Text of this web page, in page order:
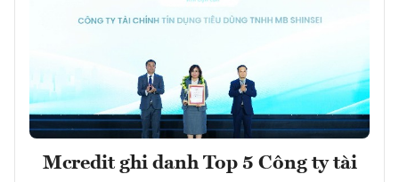
Mcredit ghi danh Top 5 Công ty tài